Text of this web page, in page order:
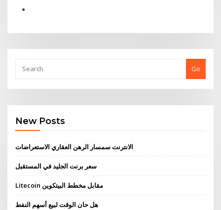
Go
New Posts
الانترنت سمسار الرهن العقاري الاستعراضات
سعر برنت الجليد في المستقبل
Litecoin مقابل مخطط البيتكوين
هل حان الوقت لبيع أسهم النفط